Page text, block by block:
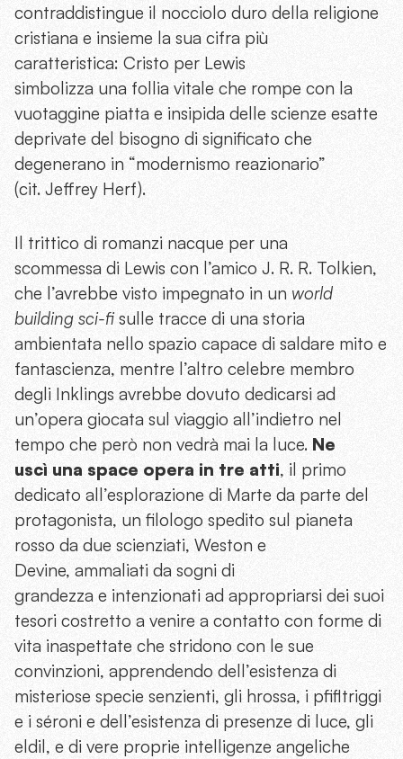
contraddistingue il nocciolo duro della religione
cristiana e insieme la sua cifra più
caratteristica: Cristo per Lewis
simbolizza una follia vitale che rompe con la
vuotaggine piatta e insipida delle scienze esatte
deprivate del bisogno di significato che
degenerano in “modernismo reazionario”
(cit. Jeffrey Herf).
Il trittico di romanzi nacque per una
scommessa di Lewis con l’amico J. R. R. Tolkien,
che l’avrebbe visto impegnato in un world
building sci-fi sulle tracce di una storia
ambientata nello spazio capace di saldare mito e
fantascienza, mentre l’altro celebre membro
degli Inklings avrebbe dovuto dedicarsi ad
un’opera giocata sul viaggio all’indietro nel
tempo che però non vedrà mai la luce. Ne
uscì una space opera in tre atti, il primo
dedicato all’esplorazione di Marte da parte del
protagonista, un filologo spedito sul pianeta
rosso da due scienziati, Weston e
Devine, ammaliati da sogni di
grandezza e intenzionati ad appropriarsi dei suoi
tesori costretto a venire a contatto con forme di
vita inaspettate che stridono con le sue
convinzioni, apprendendo dell’esistenza di
misteriose specie senzienti, gli hrossa, i pfifltriggi
e i séroni e dell’esistenza di presenze di luce, gli
eldil, e di vere proprie intelligenze angeliche